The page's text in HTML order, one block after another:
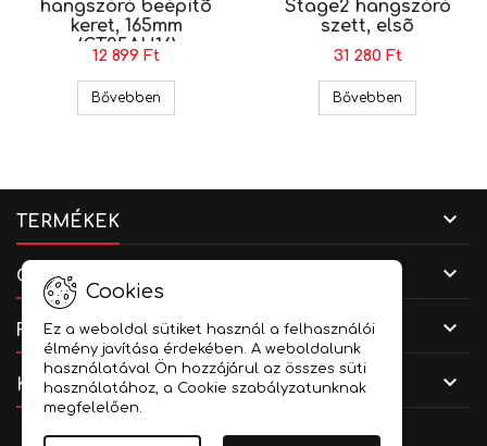
hangszóró beépítõ
keret, 165mm
(CT25AU16)
12 899 Ft
Bővebben Audi, Saab, Seat hangszóró beépítõ keret,
Stage2 hangszóró
szett, elsõ
31 280 Ft
Bővebben
TERMÉKEK 
CÉGADATOK 
FIÓKOD 
KAPCSOLAT 
Cookies
Ez a weboldal sütiket használ a felhasználói
élmény javítása érdekében. A weboldalunk
használatával Ön hozzájárul az összes süti
használatához, a Cookie szabályzatunknak
megfelelően.
Facebook
YouTubeInstagram